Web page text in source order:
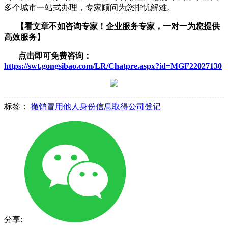
多个城市一站式办理，专家顾问为您排忧解难。
【看文章不如咨询专家！企业服务专家，一对一为您提供
高效服务】
点击即可免费咨询：
https://swt.gongsibao.com/LR/Chatpre.aspx?id=MGF22027130
标签： 撤销冒用他人身份信息取得公司登记
分享: